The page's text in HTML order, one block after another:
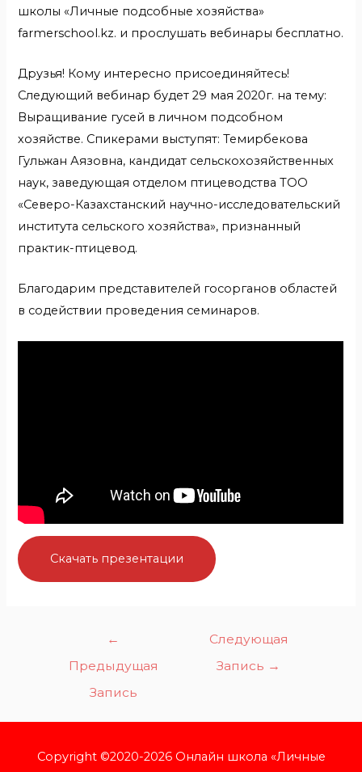
школы «Личные подсобные хозяйства»
farmerschool.kz. и прослушать вебинары бесплатно.
Друзья! Кому интересно присоединяйтесь!
Следующий вебинар будет 29 мая 2020г. на тему:
Выращивание гусей в личном подсобном
хозяйстве. Спикерами выступят: Темирбекова
Гульжан Аязовна, кандидат сельскохозяйственных
наук, заведующая отделом птицеводства ТОО
«Северо-Казахстанский научно-исследовательский
института сельского хозяйства», признанный
практик-птицевод.
Благодарим представителей госорганов областей
в содействии проведения семинаров.
Скачать презентации
←
Предыдущая
Запись
Следующая
Запись →
Copyright ©2020-2026 Онлайн школа «Личные